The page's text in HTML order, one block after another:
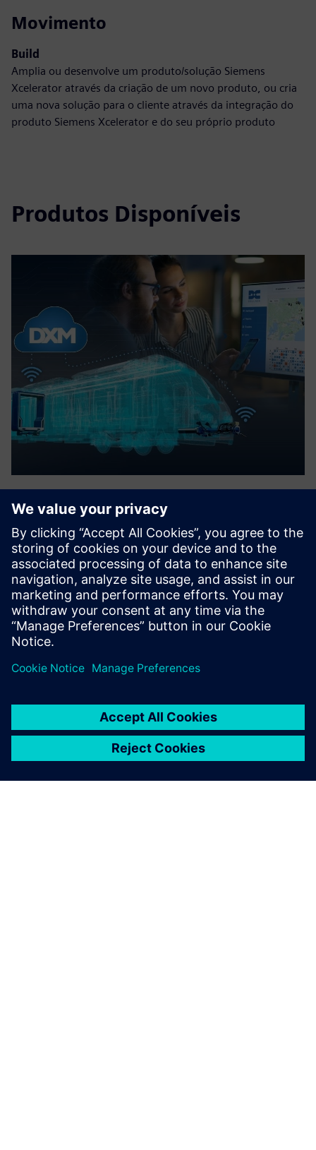
Movimento
Build
Amplia ou desenvolve um produto/solução Siemens
Xcelerator através da criação de um novo produto, ou cria
uma nova solução para o cliente através da integração do
produto Siemens Xcelerator e do seu próprio produto
Produtos Disponíveis
DXM service module
Automatic couplers are safety-critical components. The
Dellner ConneXion and Monitoring (DXM) service
continuously measures key operational parameters to
improve safety and reliability using sensors and
communications equipment. I...
Saiba mais